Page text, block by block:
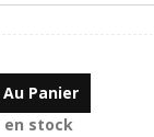
Panier
en stock